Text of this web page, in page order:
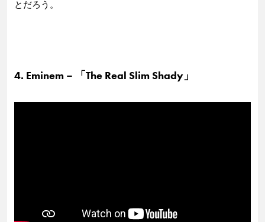
とだろう。
4. Eminem – 「The Real Slim Shady」